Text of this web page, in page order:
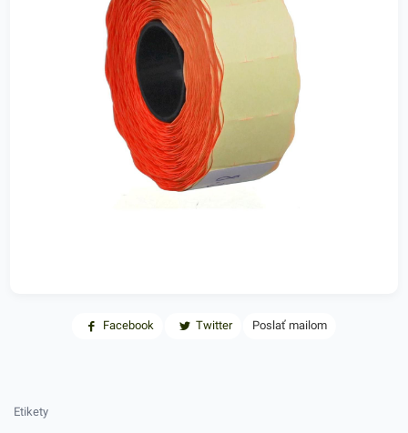
Facebook Twitter Poslať mailom
Etikety